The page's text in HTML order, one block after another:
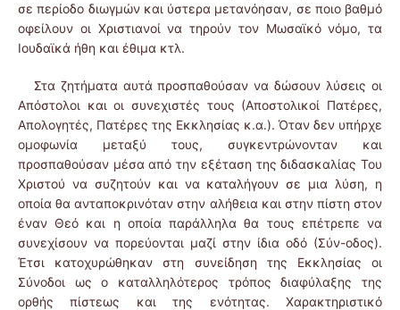
σε περίοδο διωγμών και ύστερα μετανόησαν, σε ποιο βαθμό
οφείλουν οι Χριστιανοί να τηρούν τον Μωσαϊκό νόμο, τα
Ιουδαϊκά ήθη και έθιμα κτλ.
Στα ζητήματα αυτά προσπαθούσαν να δώσουν λύσεις οι
Απόστολοι και οι συνεχιστές τους (Αποστολικοί Πατέρες,
Απολογητές, Πατέρες της Εκκλησίας κ.α.). Όταν δεν υπήρχε
ομοφωνία μεταξύ τους, συγκεντρώνονταν και
προσπαθούσαν μέσα από την εξέταση της διδασκαλίας Του
Χριστού να συζητούν και να καταλήγουν σε μια λύση, η
οποία θα ανταποκρινόταν στην αλήθεια και στην πίστη στον
έναν Θεό και η οποία παράλληλα θα τους επέτρεπε να
συνεχίσουν να πορεύονται μαζί στην ίδια οδό (Σύν-οδος).
Έτσι κατοχυρώθηκαν στη συνείδηση της Εκκλησίας οι
Σύνοδοι ως ο καταλληλότερος τρόπος διαφύλαξης της
ορθής πίστεως και της ενότητας. Χαρακτηριστικό